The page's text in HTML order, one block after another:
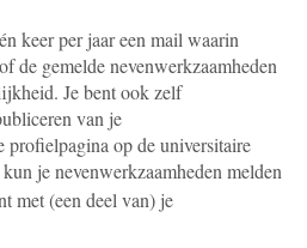
keer per jaar een mail waarin
de gemelde nevenwerkzaamheden
Je bent ook zelf
van je
profielpagina op de universitaire
kun je nevenwerkzaamheden melden
met (een deel van) je